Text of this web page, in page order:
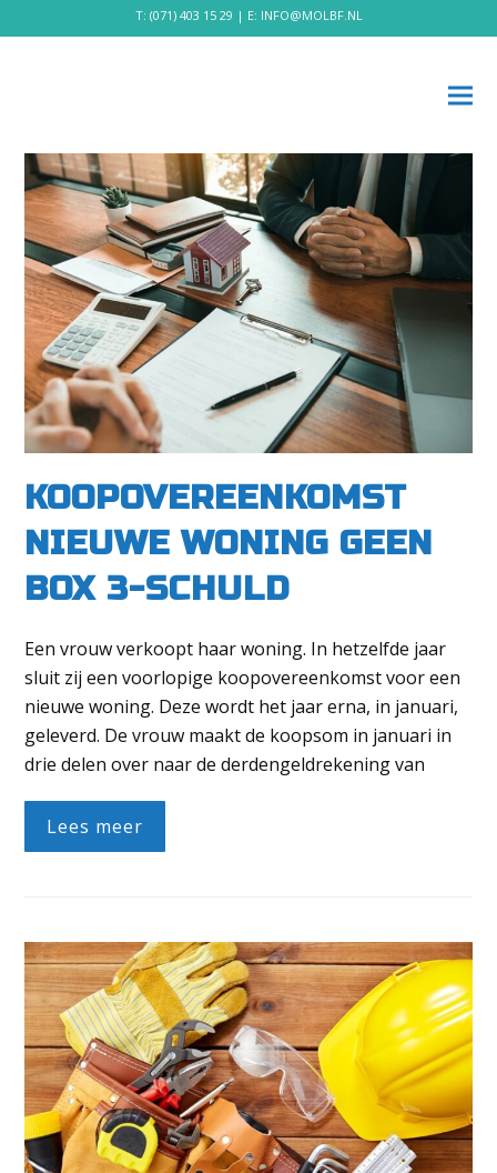
T: (071) 403 15 29 | E: INFO@MOLBF.NL
KOOPOVEREENKOMST
NIEUWE WONING GEEN
BOX 3-SCHULD
Een vrouw verkoopt haar woning. In hetzelfde jaar
sluit zij een voorlopige koopovereenkomst voor een
nieuwe woning. Deze wordt het jaar erna, in januari,
geleverd. De vrouw maakt de koopsom in januari in
drie delen over naar de derdengeldrekening van
Lees meer